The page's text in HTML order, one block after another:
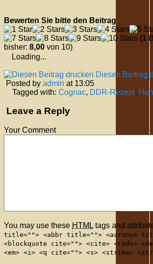
Bewerten Sie bitte den Beitrag
(1
bisher: 8,00 von 10)
Loading...
Diesen Beitrag
Posted by admin at 13:05
Tagged with: Cognac, DDR-Rezept,
Leave a Reply
Your Comment
You may use these HTML tags and
title=""> <abbr title=""> <acronym
<blockquote cite=""> <cite> <code>
<em> <i> <q cite=""> <s> <strike>